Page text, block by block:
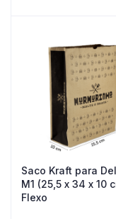
Saco Kraft para
M1 (25,5 x 34 x 10
Flexo